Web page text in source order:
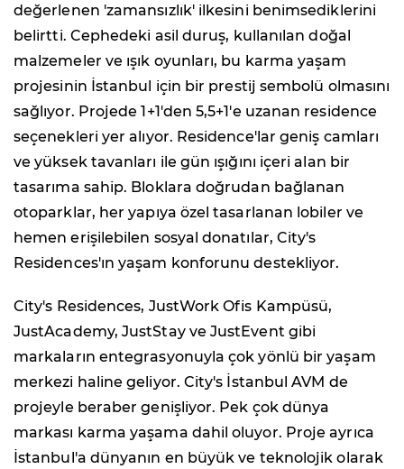
değerlenen 'zamansızlık' ilkesini benimsediklerini
belirtti. Cephedeki asil duruş, kullanılan doğal
malzemeler ve ışık oyunları, bu karma yaşam
projesinin İstanbul için bir prestij sembolü olmasını
sağlıyor. Projede 1+1'den 5,5+1'e uzanan residence
seçenekleri yer alıyor. Residence'lar geniş camları
ve yüksek tavanları ile gün ışığını içeri alan bir
tasarıma sahip. Bloklara doğrudan bağlanan
otoparklar, her yapıya özel tasarlanan lobiler ve
hemen erişilebilen sosyal donatılar, City's
Residences'ın yaşam konforunu destekliyor.
City's Residences, JustWork Ofis Kampüsü,
JustAcademy, JustStay ve JustEvent gibi
markaların entegrasyonuyla çok yönlü bir yaşam
merkezi haline geliyor. City's İstanbul AVM de
projeyle beraber genişliyor. Pek çok dünya
markası karma yaşama dahil oluyor. Proje ayrıca
İstanbul'a dünyanın en büyük ve teknolojik olarak